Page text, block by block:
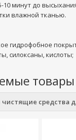
10 минут до
влажной тканью.
гидрофобное
силоксаны, кислоты;
товары
средства